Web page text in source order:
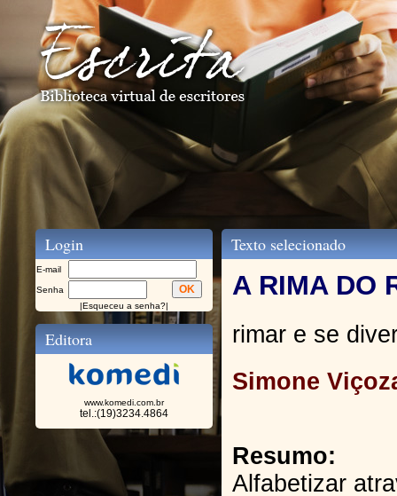
Login
E-mail
Senha
|Esqueceu a senha?|
Editora
www.komedi.com.br
tel.:(19)3234.4864
Texto selecionado
A RIMA DO
rimar e se
Simone
Resumo:
Alfabetizar